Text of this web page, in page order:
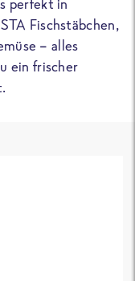
Fischstäbchen,
– alles
ein frischer